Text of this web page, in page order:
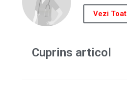
Vezi
Cuprins articol